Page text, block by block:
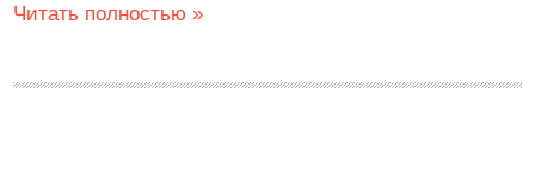
Читать полностью »